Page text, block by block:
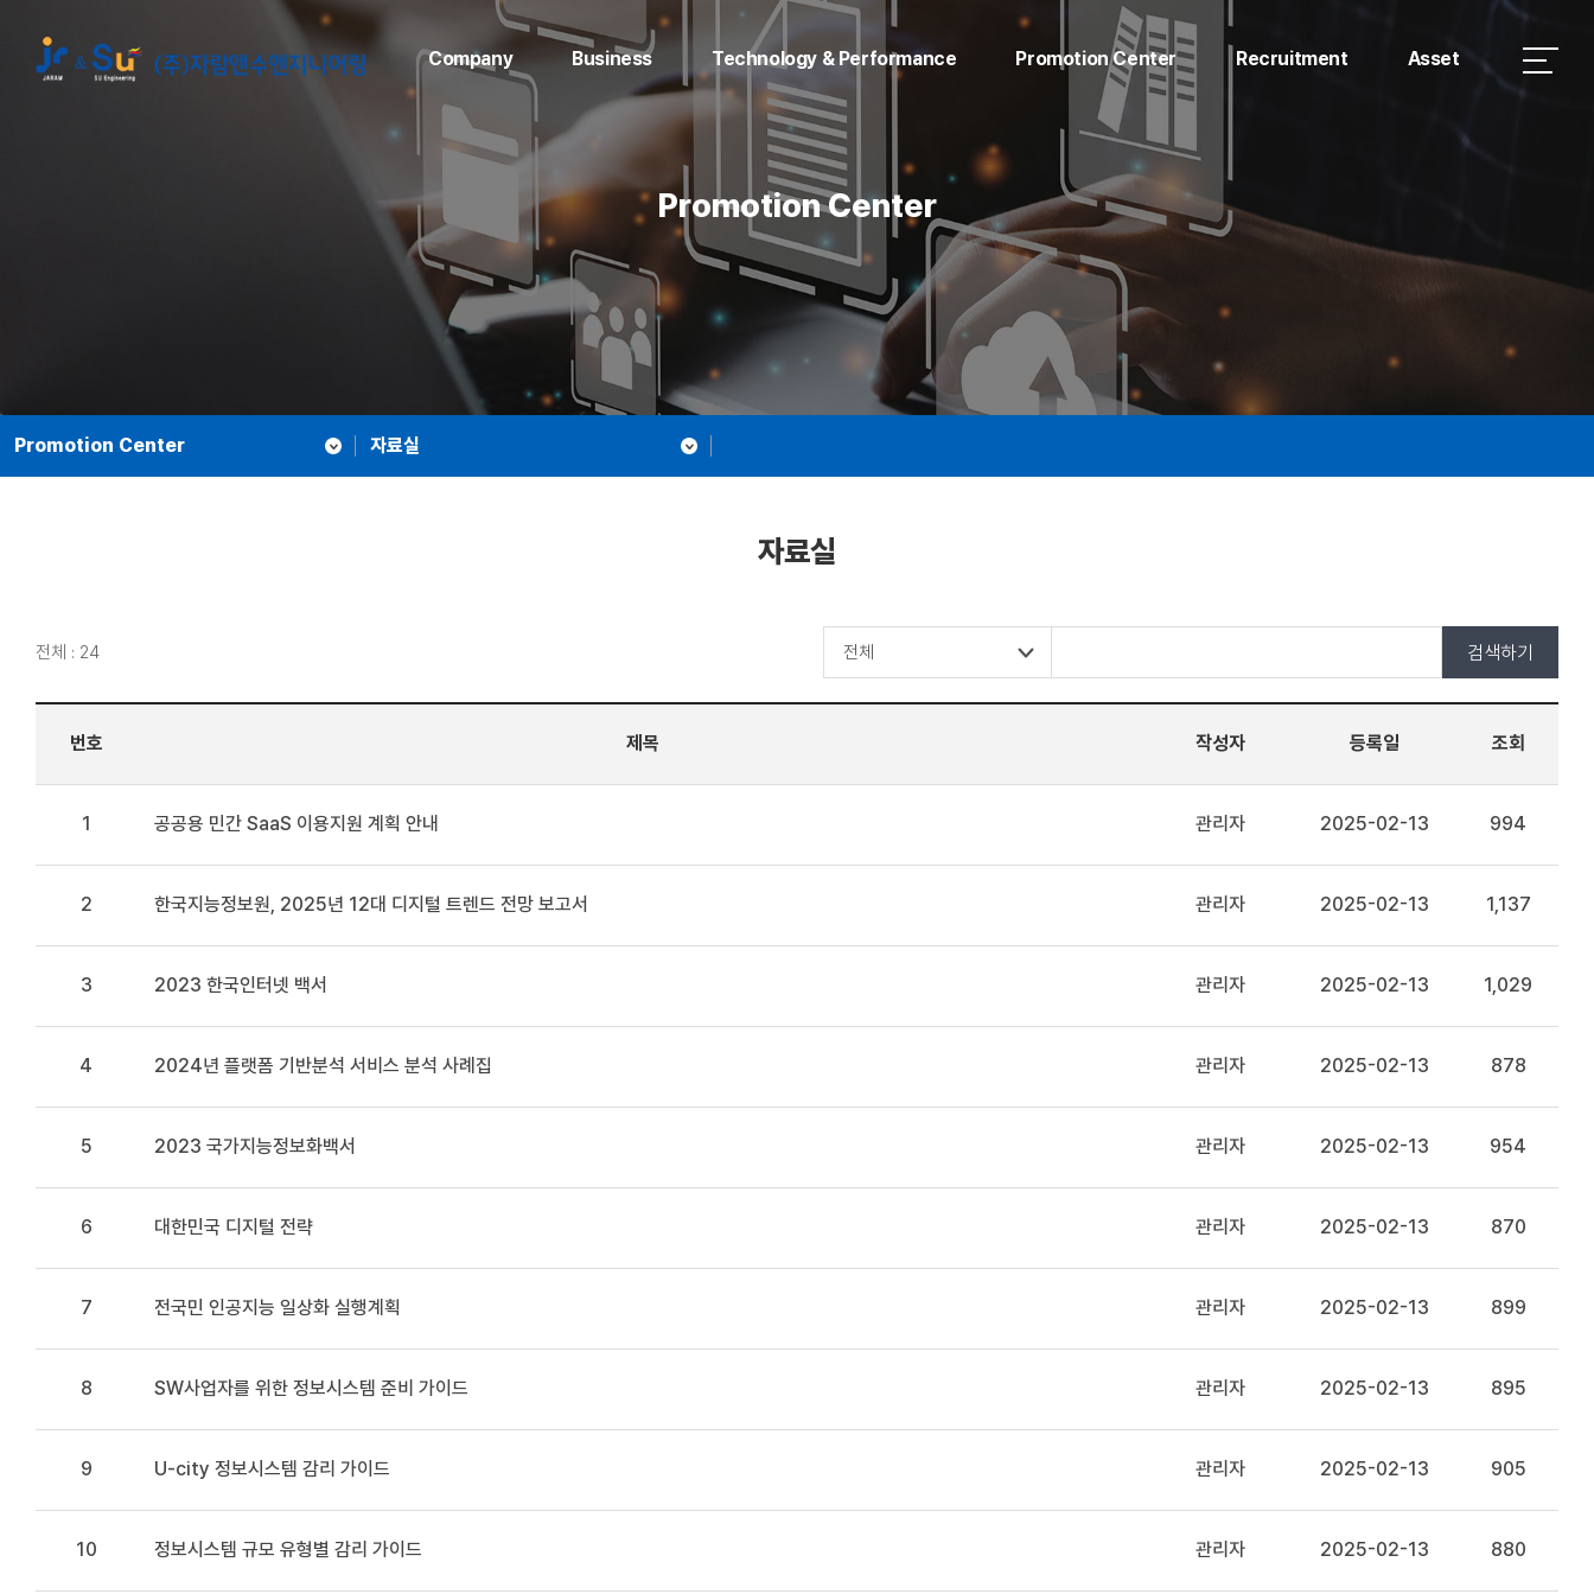
Company
인사말
비젼(종합감리)
조직도
연혁
수상현황
업면허 등록 현황
위치안내
Business
전력입지영향평가본부
송변전감리본부
배전사업본부
전철사업본부
철도신호사업본부
SE사업본부
정보통신사업본부
전력계통(안전진단)
Technology & Performance
지적재산권
품질 보증
회사실적
Promotion Center
최근뉴스
홍보영상
지명원
공지사항
Recruitment Asset
Promotion Center
Promotion Center 자료실
자료실
전체 : 24 검색하기
번호 제목 작성자 등록일 조회
1 공공용 민간 SaaS 이용지원 계획 안내 관리자 2025-02-13 994
2 한국지능정보원, 2025년 12대 디지털 트렌드 전망 보고서 관리자 2025-02-13 1,137
3 2023 한국인터넷 백서 관리자 2025-02-13 1,029
4 2024년 플랫폼 기반분석 서비스 분석 사례집 관리자 2025-02-13 878
5 2023 국가지능정보화백서 관리자 2025-02-13 954
6 대한민국 디지털 전략 관리자 2025-02-13 870
7 전국민 인공지능 일상화 실행계획 관리자 2025-02-13 899
8 SW사업자를 위한 정보시스템 준비 가이드 관리자 2025-02-13 895
9 U-city 정보시스템 감리 가이드 관리자 2025-02-13 905
10 정보시스템 규모 유형별 감리 가이드 관리자 2025-02-13 880